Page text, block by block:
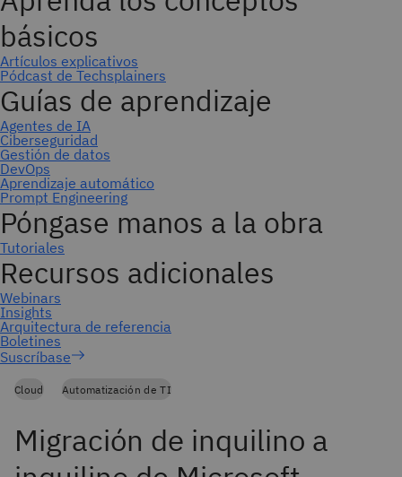
Suscríbase
Cloud Automatización de TI
Migración de inquilino a